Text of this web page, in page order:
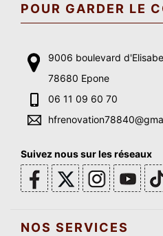
POUR GARDER LE
9006 boulevard
78680 Epone
06 11 09 60 70
Suivez nous sur les réseaux
NOS SERVICES